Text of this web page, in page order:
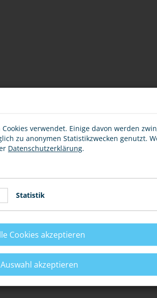
verwendet. Einige davon werden
zu anonymen Statistikzwecken genutzt.
Datenschutzerklärung.
Statistik
Cookies akzeptieren
Auswahl akzeptieren